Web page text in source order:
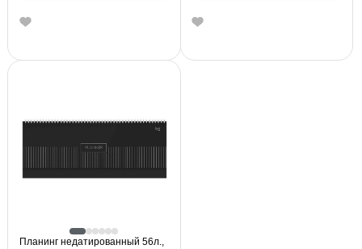
Планинг недатированный 56л.,